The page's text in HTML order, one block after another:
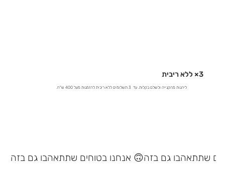
3× ללא ריבית
ליהנות מהקנייה ולשלם בקלות. עד 3 תשלומים ללא ריבית להזמנות מעל 400 ש"ח.
אנחנו בטוחים שתתאהבו גם בזה 🙃